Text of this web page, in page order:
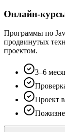
Онлайн-
Программы по
продвинутых
проектом.
3–6
Проект